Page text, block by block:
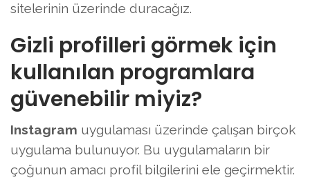
sitelerinin üzerinde duracağız.
Gizli profilleri görmek için
kullanılan programlara
güvenebilir miyiz?
Instagram uygulaması üzerinde çalışan birçok
uygulama bulunuyor. Bu uygulamaların bir
çoğunun amacı profil bilgilerini ele geçirmektir.